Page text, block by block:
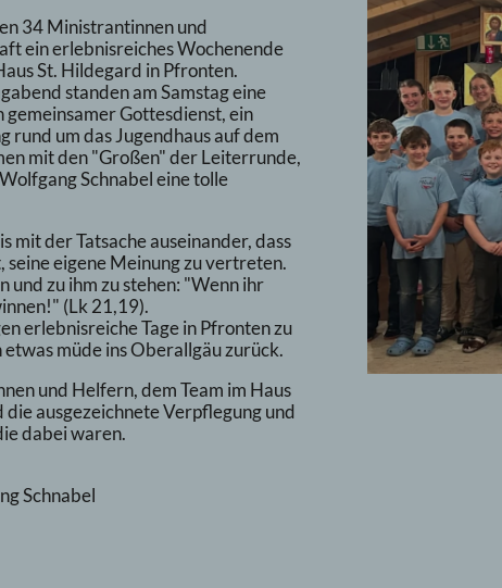
34 Ministrantinnen und
ein erlebnisreiches Wochenende
St. Hildegard in Pfronten.
standen am Samstag eine
Gottesdienst, ein
um das Jugendhaus auf dem
mit den "Großen" der Leiterrunde,
Schnabel eine tolle
mit der Tatsache auseinander, dass
seine eigene Meinung zu vertreten.
und zu ihm zu stehen: "Wenn ihr
(Lk 21,19).
erlebnisreiche Tage in Pfronten zu
müde ins Oberallgäu zurück.
und Helfern, dem Team im Haus
ausgezeichnete Verpflegung und
dabei waren.
Schnabel